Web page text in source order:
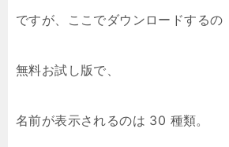
ですが、ここでダウンロードするの
無料お試し版で、
名前が表示されるのは 30 種類。